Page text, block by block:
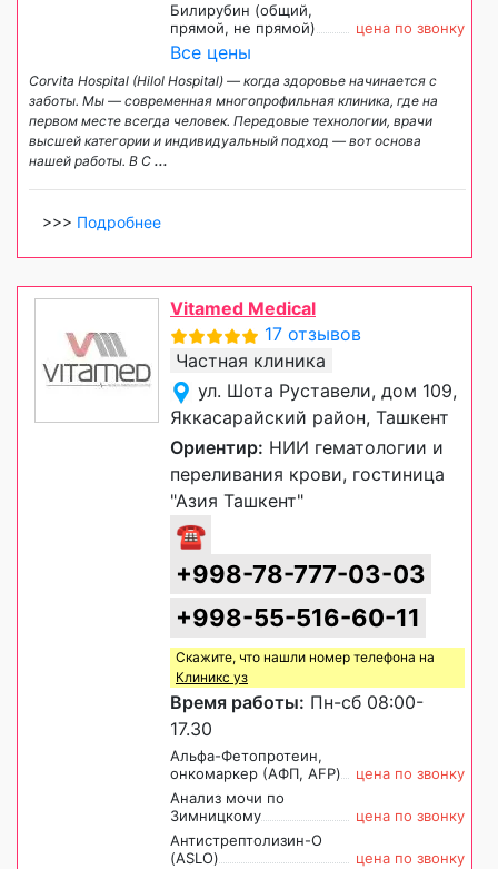
Билирубин (общий,
прямой, не прямой)
цена по звонку
Все цены
Corvita Hospital (Hilol Hospital) — когда здоровье начинается с
заботы. Мы — современная многопрофильная клиника, где на
первом месте всегда человек. Передовые технологии, врачи
высшей категории и индивидуальный подход — вот основа
нашей работы. В C ...
>>> Подробнее
Vitamed Medical
17 отзывов
Частная клиника
ул. Шота Руставели, дом 109,
Яккасарайский район, Ташкент
Ориентир: НИИ гематологии и
переливания крови, гостиница
"Азия Ташкент"
☎
+998-78-777-03-03
+998-55-516-60-11
Скажите, что нашли номер телефона на
Клиникс уз
Время работы: Пн-сб 08:00-
17.30
Альфа-Фетопротеин,
онкомаркер (АФП, AFP)
цена по звонку
Анализ мочи по
Зимницкому
цена по звонку
Антистрептолизин-О
(ASLO)
цена по звонку